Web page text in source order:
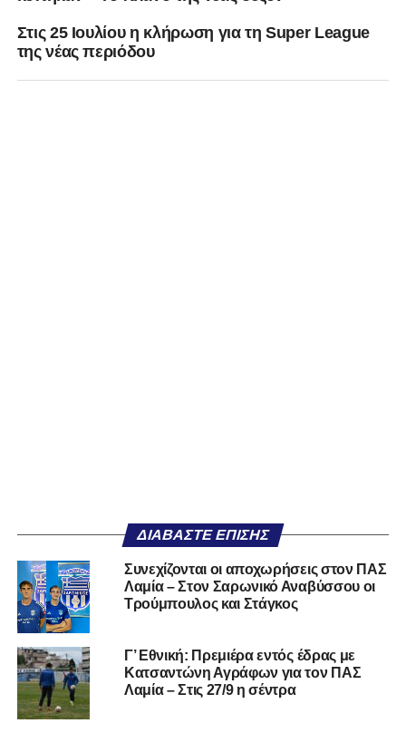
Στις 25 Ιουλίου η κλήρωση για τη Super League
της νέας περιόδου
ΔΙΑΒΆΣΤΕ ΕΠΊΣΗΣ
Συνεχίζονται οι αποχωρήσεις στον ΠΑΣ
Λαμία – Στον Σαρωνικό Αναβύσσου οι
Τρούμπουλος και Στάγκος
Γ’ Εθνική: Πρεμιέρα εντός έδρας με
Κατσαντώνη Αγράφων για τον ΠΑΣ
Λαμία – Στις 27/9 η σέντρα